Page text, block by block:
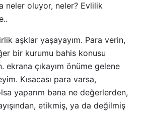
neler oluyor, neler? Evlilik
aşklar yaşayayım. Para verin,
bir kurumu bahis konusu
ekrana çıkayım önüme gelene
Kısacası para varsa,
yaparım bana ne değerlerden,
etikmiş, ya da değilmiş